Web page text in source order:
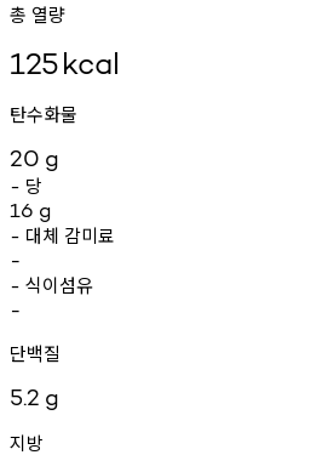
총 열량
125kcal
탄수화물
20 g
- 당
16 g
- 대체 감미료
-
- 식이섬유
-
단백질
5.2 g
지방